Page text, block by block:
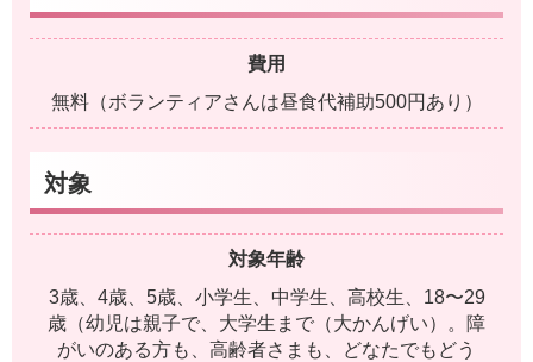
費用
無料（ボランティアさんは昼食代補助500円あり）
対象
対象年齢
3歳、4歳、5歳、小学生、中学生、高校生、18〜29
歳（幼児は親子で、大学生まで（大かんげい）。障
がいのある方も、高齢者さまも、どなたでもどう